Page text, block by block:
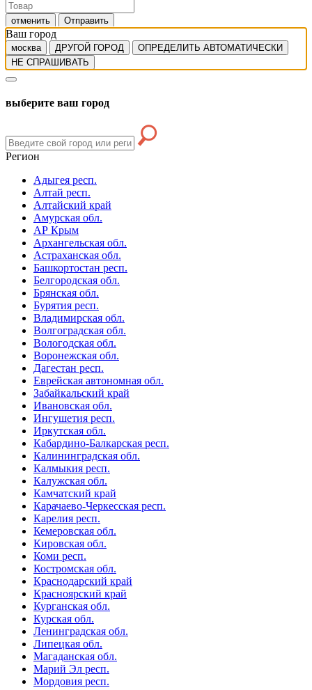
отменить Отправить
Ваш город
москва ДРУГОЙ ГОРОД
ОПРЕДЕЛИТЬ АВТОМАТИЧЕСКИ
НЕ СПРАШИВАТЬ
выберите ваш город
Регион
Адыгея респ.
Алтай респ.
Алтайский край
Амурская обл.
АР Крым
Архангельская обл.
Астраханская обл.
Башкортостан респ.
Белгородская обл.
Брянская обл.
Бурятия респ.
Владимирская обл.
Волгоградская обл.
Вологодская обл.
Воронежская обл.
Дагестан респ.
Еврейская автономная обл.
Забайкальский край
Ивановская обл.
Ингушетия респ.
Иркутская обл.
Кабардино-Балкарская респ.
Калининградская обл.
Калмыкия респ.
Калужская обл.
Камчатский край
Карачаево-Черкесская респ.
Карелия респ.
Кемеровская обл.
Кировская обл.
Коми респ.
Костромская обл.
Краснодарский край
Красноярский край
Курганская обл.
Курская обл.
Ленинградская обл.
Липецкая обл.
Магаданская обл.
Марий Эл респ.
Мордовия респ.